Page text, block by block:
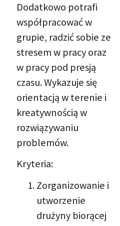
Dodatkowo potrafi
współpracować w
grupie, radzić sobie ze
stresem w pracy oraz
w pracy pod presją
czasu. Wykazuje się
orientacją w terenie i
kreatywnością w
rozwiązywaniu
problemów.
Kryteria:
Zorganizowanie i
utworzenie
drużyny biorącej